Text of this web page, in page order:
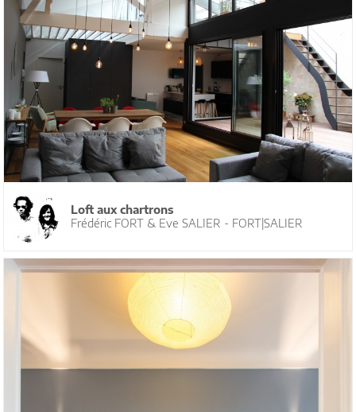
Loft aux chartrons
Frédéric FORT & Eve SALIER - FORT|SALIER